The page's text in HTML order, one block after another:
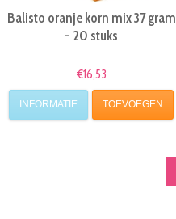
Balisto oranje korn mix 37 gram
- 20 stuks
€16,53
INFORMATIE TOEVOEGEN